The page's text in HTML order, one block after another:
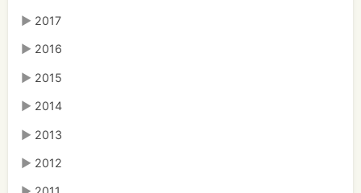
▶ 2017
▶ 2016
▶ 2015
▶ 2014
▶ 2013
▶ 2012